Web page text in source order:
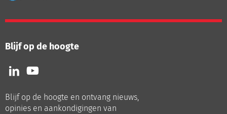
Blijf op de hoogte
Volg
ons
LinkedIn
Volg
ons
Youtube
Blijf op de hoogte en ontvang nieuws,
opinies en aankondigingen van